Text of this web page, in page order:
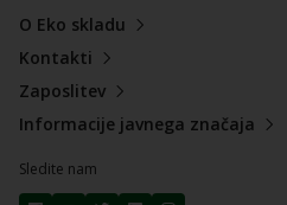
O Eko skladu
Kontakti
Zaposlitev
Informacije javnega značaja
Sledite nam